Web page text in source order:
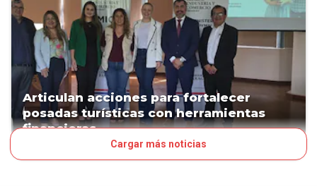
Articulan acciones para fortalecer
posadas turísticas con herramientas
financieras
Cargar más noticias